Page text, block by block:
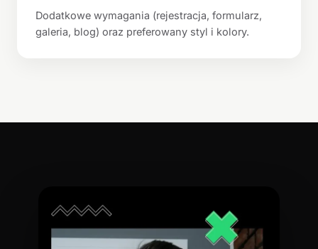
Dodatkowe wymagania (rejestracja, formularz,
galeria, blog) oraz preferowany styl i kolory.